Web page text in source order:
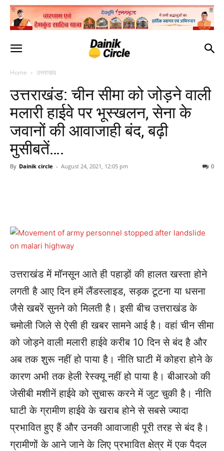
Home उत्तराखंड
उत्तराखंड: चीन सीमा को जोड़ने वाली
मलारी हाईवे पर भूस्खलन, सेना के
जवानों की आवाजाही बंद, बढ़ी
मुसीबतें….
By Dainik circle - August 24, 2021, 12:05 pm 0
उत्तराखंड में मॉनसून आते ही पहाड़ों की हालत खस्ता होने
लगती है आए दिन हमें लैंडस्लाइड, सड़क टूटना या धसना
जैसे खबरें सुनने को मिलती है। इसी बीच उत्तराखंड के
चमोली जिले से ऐसी ही खबर सामने आई है। वहां चीन सीमा
को जोड़ने वाली मलारी हाईवे करीब 10 दिन से बंद है और
अब तक शुरू नहीं हो पाया है। नीति घाटी में कोहरा होने के
कारण अभी तक हेली रेस्क्यू नहीं हो पाया है। बीआरओ की
जेसीबी मशीनें हाईवे को सुचारू करने में जुट चुकी है। नीति
घाटी के ग्रामीण हाईवे के खराब होने से सबसे ज्यादा
प्रभावित हुए हैं और उनकी आवाजाही पूरी तरह से बंद है।
ग्रामीणों के आने जाने के लिए प्रभावित क्षेत्र में एक पैदल